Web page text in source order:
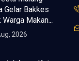
Gelar Bakkes
Warga Makan...
2026